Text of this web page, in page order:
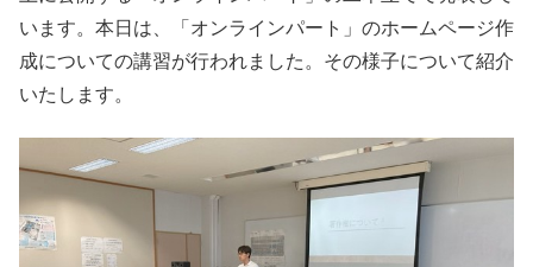
います。本日は、「オンラインパート」のホームページ作
成についての講習が行われました。その様子について紹介
いたします。